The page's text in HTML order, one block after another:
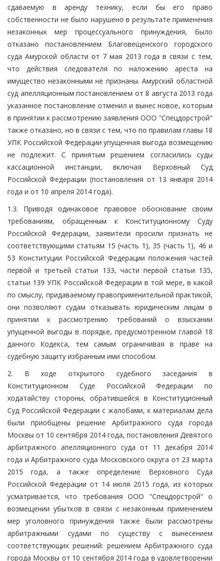
сдаваемую в аренду технику, если бы его право
собственности не было нарушено в результате применения
незаконных мер процессуального принуждения, было
отказано постановлением Благовещенского городского
суда Амурской области от 7 мая 2013 года в связи с тем,
что действия следователя по наложению ареста на
имущество незаконными не признаны. Амурский областной
суд апелляционным постановлением от 8 августа 2013 года
указанное постановление отменил и вынес новое, которым
в принятии к рассмотрению заявления ООО "Спецдорстрой"
также отказано, но в связи с тем, что по правилам главы 18
УПК Российской Федерации упущенная выгода возмещению
не подлежит. С принятым решением согласились суды
кассационной инстанции, включая Верховный Суд
Российской Федерации (постановления от 13 января 2014
года и от 10 апреля 2014 года).
1.3. Приводя одинаковое правовое обоснование своим
требованиям, обращенным к Конституционному Суду
Российской Федерации, заявители просили признать не
соответствующими статьям 15 (часть 1), 35 (часть 1), 46 и
53 Конституции Российской Федерации положения частей
первой и третьей статьи 133, части первой статьи 135,
статьи 139 УПК Российской Федерации в той мере, в какой
по смыслу, придаваемому правоприменительной практикой,
они позволяют судам отказывать юридическим лицам в
принятии к рассмотрению требований о взыскании
упущенной выгоды в порядке, предусмотренном главой 18
данного Кодекса, тем самым ограничивая в праве на
судебную защиту избранным ими способом.
2. В ходе открытого судебного заседания в
Конституционном Суде Российской Федерации по
ходатайству стороны, обратившейся в Конституционный
Суд Российской Федерации с жалобами, к материалам дела
были приобщены решение Арбитражного суда города
Москвы от 10 сентября 2014 года, постановления Девятого
арбитражного апелляционного суда от 11 декабря 2014
года и Арбитражного суда Московского округа от 23 марта
2015 года, а также определение Верховного Суда
Российской Федерации от 14 июля 2015 года, из которых
усматривается, что требования ООО "Спецдорстрой" о
возмещении убытков в связи с незаконным применением
мер уголовного принуждения также были рассмотрены
арбитражными судами по существу с вынесением
соответствующих решений: решением Арбитражного суда
города Москвы от 10 сентября 2014 года в удовлетворении